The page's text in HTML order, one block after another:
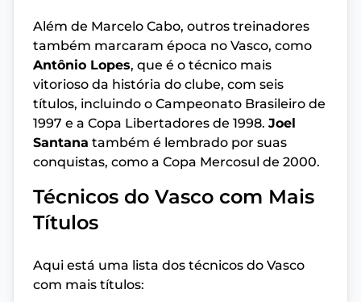
Além de Marcelo Cabo, outros treinadores
também marcaram época no Vasco, como
Antônio Lopes, que é o técnico mais
vitorioso da história do clube, com seis
títulos, incluindo o Campeonato Brasileiro de
1997 e a Copa Libertadores de 1998. Joel
Santana também é lembrado por suas
conquistas, como a Copa Mercosul de 2000.
Técnicos do Vasco com Mais
Títulos
Aqui está uma lista dos técnicos do Vasco
com mais títulos: